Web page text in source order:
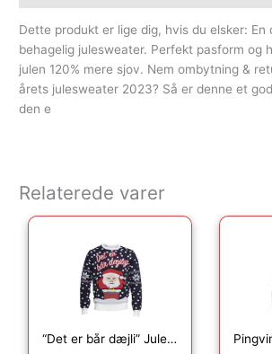
Dette produkt er lige dig, hvis du elsker: En
behagelig julesweater. Perfekt pasform og
julen 120% mere sjov. Nem ombytning &
årets julesweater 2023? Så er denne et
den e
Relaterede varer
“Det er bår dæjli” Julesweateren
Den oprindelige pris var:
Den aktuelle pris er: